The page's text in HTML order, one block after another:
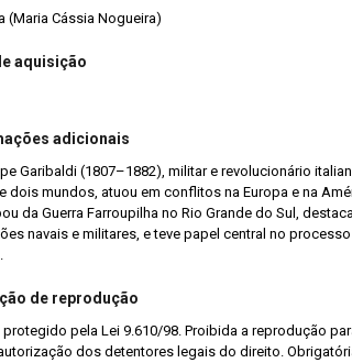
(Maria Cássia Nogueira)
aquisição
adicionais
Garibaldi (1807–1882), militar e revolucionário
dois mundos, atuou em conflitos na Europa e na
da Guerra Farroupilha no Rio Grande do Sul,
navais e militares, e teve papel central no
de reprodução
protegido pela Lei 9.610/98. Proibida a reprodução
dos detentores legais do direito.